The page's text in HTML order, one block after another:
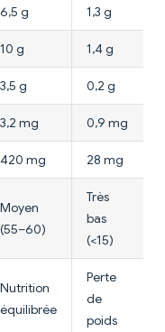
6,5 g 1,3 g
10 g 1,4 g
3,5 g 0,2 g
3,2 mg 0,9 mg
420 mg 28 mg
Moyen
(55–60)
Très
bas
(<15)
Nutrition
équilibrée
Perte
de
poids